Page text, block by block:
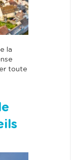
la
toute